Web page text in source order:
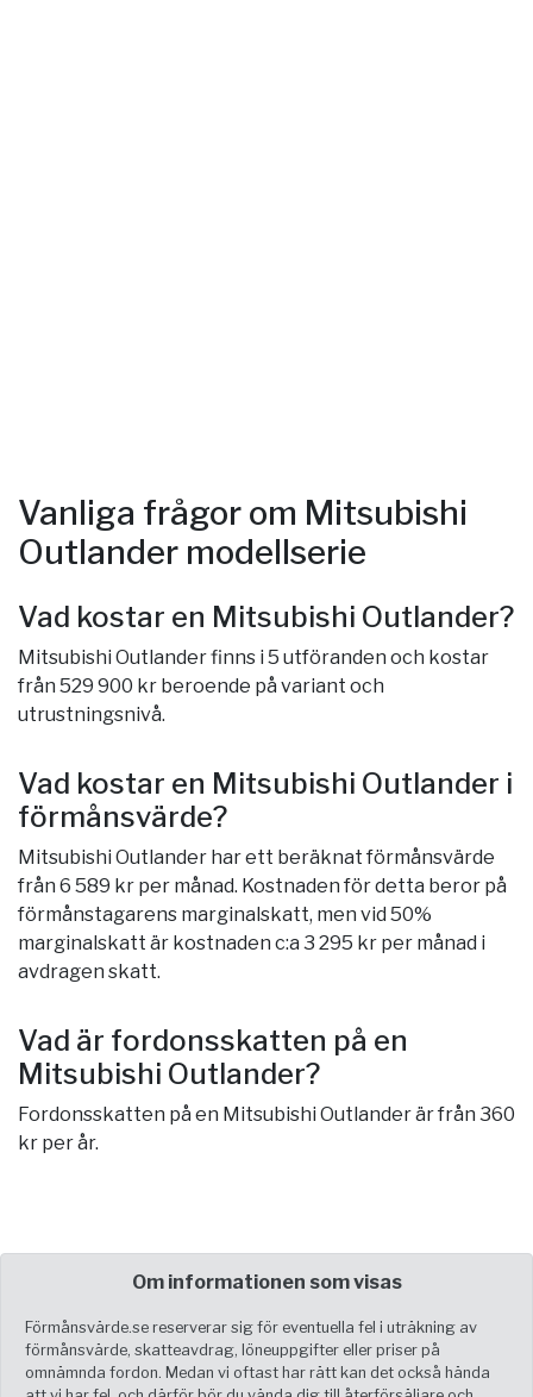
Vanliga frågor om Mitsubishi
Outlander modellserie
Vad kostar en Mitsubishi Outlander?
Mitsubishi Outlander finns i 5 utföranden och kostar
från 529 900 kr beroende på variant och
utrustningsnivå.
Vad kostar en Mitsubishi Outlander i
förmånsvärde?
Mitsubishi Outlander har ett beräknat förmånsvärde
från 6 589 kr per månad. Kostnaden för detta beror på
förmånstagarens marginalskatt, men vid 50%
marginalskatt är kostnaden c:a 3 295 kr per månad i
avdragen skatt.
Vad är fordonsskatten på en
Mitsubishi Outlander?
Fordonsskatten på en Mitsubishi Outlander är från 360
kr per år.
Om informationen som visas
Förmånsvärde.se reserverar sig för eventuella fel i uträkning av
förmånsvärde, skatteavdrag, löneuppgifter eller priser på
omnämnda fordon. Medan vi oftast har rätt kan det också hända